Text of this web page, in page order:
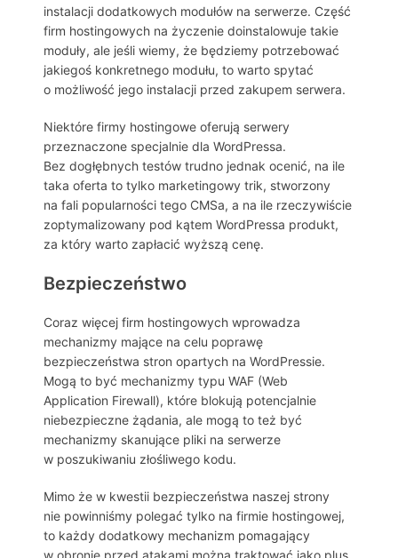
instalacji dodatkowych modułów na serwerze. Część
firm hostingowych na życzenie doinstalowuje takie
moduły, ale jeśli wiemy, że będziemy potrzebować
jakiegoś konkretnego modułu, to warto spytać
o możliwość jego instalacji przed zakupem serwera.
Niektóre firmy hostingowe oferują serwery
przeznaczone specjalnie dla WordPressa.
Bez dogłębnych testów trudno jednak ocenić, na ile
taka oferta to tylko marketingowy trik, stworzony
na fali popularności tego CMSa, a na ile rzeczywiście
zoptymalizowany pod kątem WordPressa produkt,
za który warto zapłacić wyższą cenę.
Bezpieczeństwo
Coraz więcej firm hostingowych wprowadza
mechanizmy mające na celu poprawę
bezpieczeństwa stron opartych na WordPressie.
Mogą to być mechanizmy typu WAF (Web
Application Firewall), które blokują potencjalnie
niebezpieczne żądania, ale mogą to też być
mechanizmy skanujące pliki na serwerze
w poszukiwaniu złośliwego kodu.
Mimo że w kwestii bezpieczeństwa naszej strony
nie powinniśmy polegać tylko na firmie hostingowej,
to każdy dodatkowy mechanizm pomagający
w obronie przed atakami można traktować jako plus.